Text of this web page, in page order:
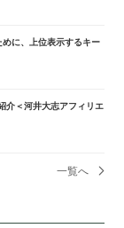
に、上位表示するキー
介＜河井大志アフィリエ
一覧へ